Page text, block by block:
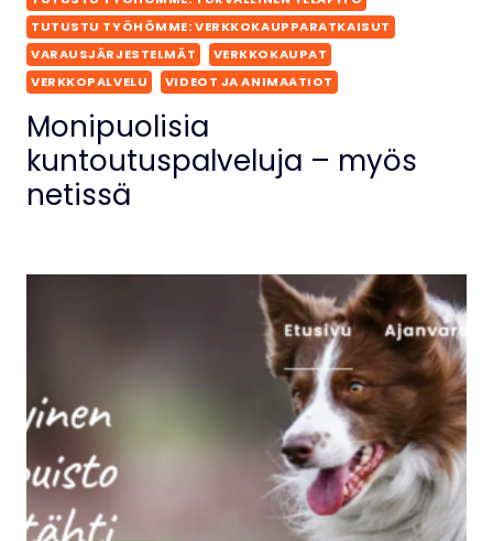
TUTUSTU TYÖHÖMME: VERKKOKAUPPARATKAISUT
VARAUSJÄRJESTELMÄT
VERKKOKAUPAT
VERKKOPALVELU
VIDEOT JA ANIMAATIOT
Monipuolisia
kuntoutuspalveluja – myös
netissä